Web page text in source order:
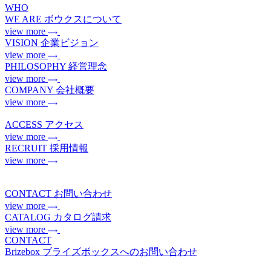
WHO
WE ARE ボウクスについて
view more
VISION 企業ビジョン
view more
PHILOSOPHY 経営理念
view more
COMPANY 会社概要
view more
ACCESS アクセス
view more
RECRUIT 採用情報
view more
CONTACT お問い合わせ
view more
CATALOG カタログ請求
view more
CONTACT
Brizebox ブライズボックスへのお問い合わせ